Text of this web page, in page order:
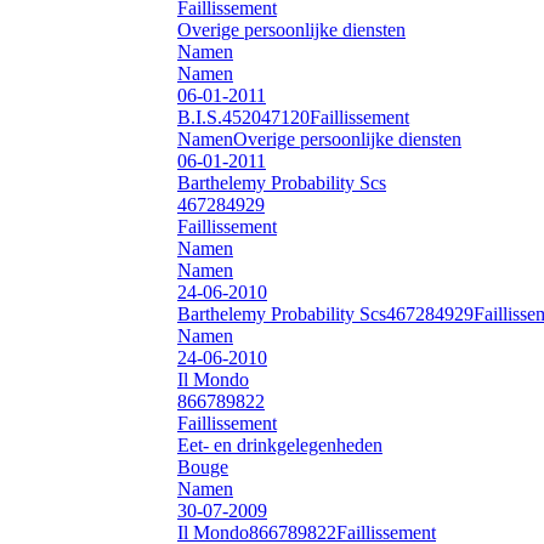
Faillissement
Overige persoonlijke diensten
Namen
Namen
06-01-2011
B.I.S.452047120Faillissement
NamenOverige persoonlijke diensten
06-01-2011
Barthelemy Probability Scs
467284929
Faillissement
Namen
Namen
24-06-2010
Barthelemy Probability Scs467284929
Namen
24-06-2010
Il Mondo
866789822
Faillissement
Eet- en drinkgelegenheden
Bouge
Namen
30-07-2009
Il Mondo866789822Faillissement